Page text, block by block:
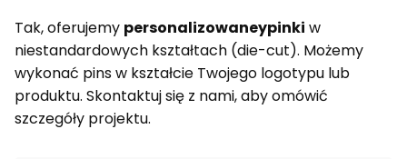
Tak, oferujemy personalizowaneypinki w
niestandardowych kształtach (die-cut). Możemy
wykonać pins w kształcie Twojego logotypu lub
produktu. Skontaktuj się z nami, aby omówić
szczegóły projektu.